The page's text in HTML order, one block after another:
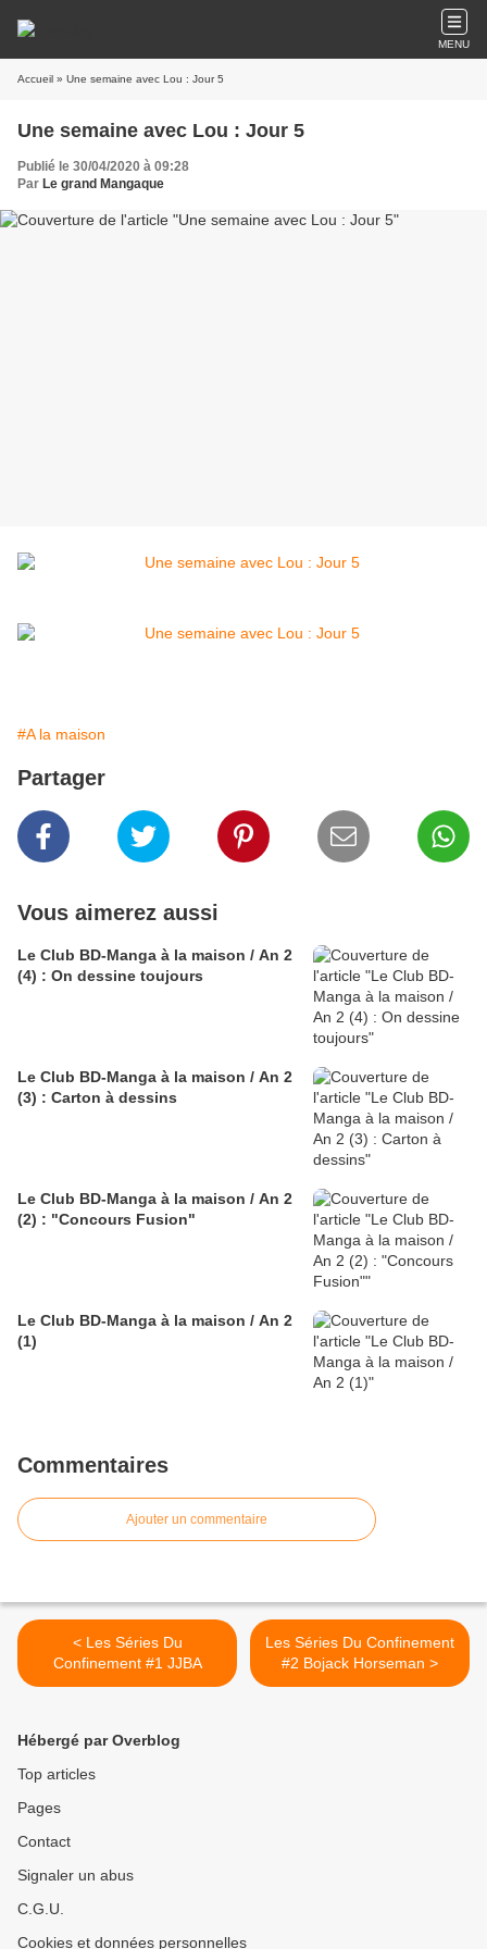
MENU
Accueil » Une semaine avec Lou : Jour 5
Une semaine avec Lou : Jour 5
Publié le 30/04/2020 à 09:28
Par Le grand Mangaque
#A la maison
Partager
Vous aimerez aussi
Le Club BD-Manga à la maison / An 2
(4) : On dessine toujours
Le Club BD-Manga à la maison / An 2
(3) : Carton à dessins
Le Club BD-Manga à la maison / An 2
(2) : "Concours Fusion"
Le Club BD-Manga à la maison / An 2
(1)
Commentaires
Ajouter un commentaire
< Les Séries Du
Confinement #1 JJBA
Les Séries Du Confinement
#2 Bojack Horseman >
Hébergé par Overblog
Top articles
Pages
Contact
Signaler un abus
C.G.U.
Cookies et données personnelles